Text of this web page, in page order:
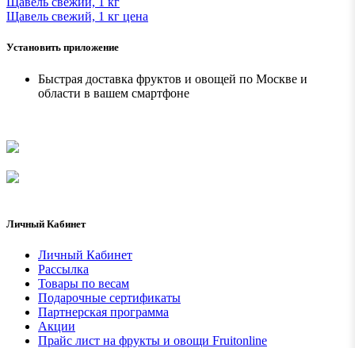
Щавель свежий, 1 кг ценa
Установить приложение
Быстрая доставка фруктов и овощей по Москве и
области в вашем смартфоне
Личный Кабинет
Личный Кабинет
Рассылка
Товары по весам
Подарочные сертификаты
Партнерская программа
Акции
Прайс лист на фрукты и овощи Fruitonline